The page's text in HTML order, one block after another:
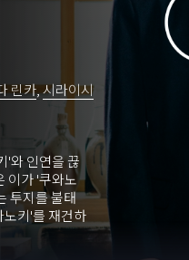
린카,시라이시
'와 인연을 끊
이가 '쿠와노
투지를 불태
노키'를 재건하
건하고 이치카